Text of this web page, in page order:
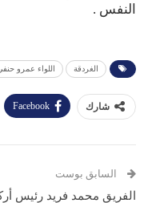
النفس .
الغردقة اللواء عمرو
شارك Facebook
السابق بوست
الفريق محمد فريد رئيس